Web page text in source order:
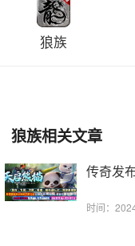
狼族
狼族相关文章
传奇发
时间：